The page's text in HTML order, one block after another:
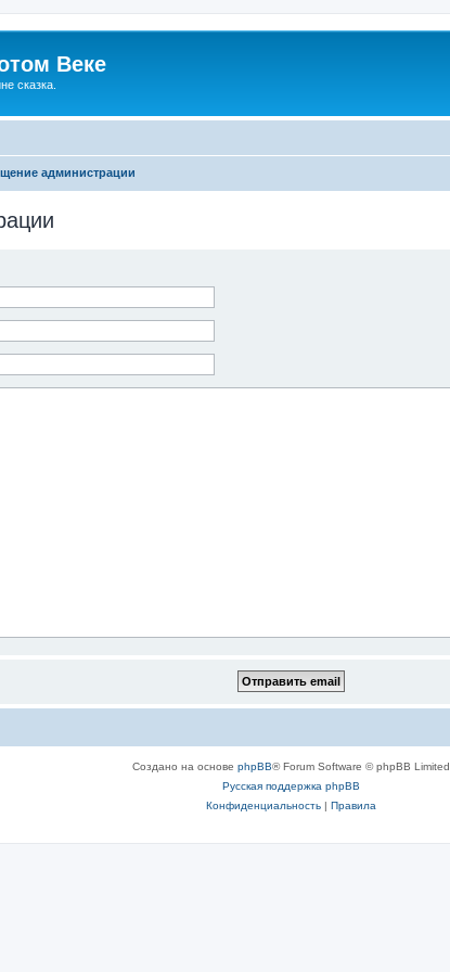
Веке
сказка.
администрации
Создано на основе phpBB® Forum Software © phpBB Limited
Русская поддержка phpBB
Конфиденциальность| Правила